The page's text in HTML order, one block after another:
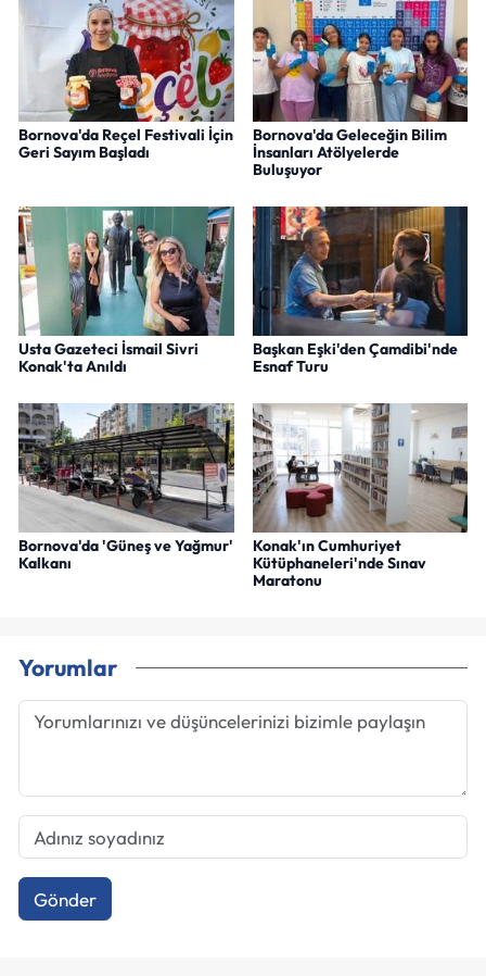
Bornova'da Reçel Festivali İçin
Geri Sayım Başladı
Bornova'da Geleceğin Bilim
İnsanları Atölyelerde
Buluşuyor
Usta Gazeteci İsmail Sivri
Konak'ta Anıldı
Başkan Eşki'den Çamdibi'nde
Esnaf Turu
Bornova'da 'Güneş ve Yağmur'
Kalkanı
Konak'ın Cumhuriyet
Kütüphaneleri'nde Sınav
Maratonu
Yorumlar
Gönder